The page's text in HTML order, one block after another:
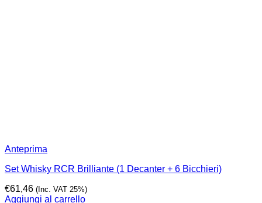
Anteprima
Set Whisky RCR Brilliante (1 Decanter + 6 Bicchieri)
€61,46 (Inc. VAT 25%)
Aggiungi al carrello